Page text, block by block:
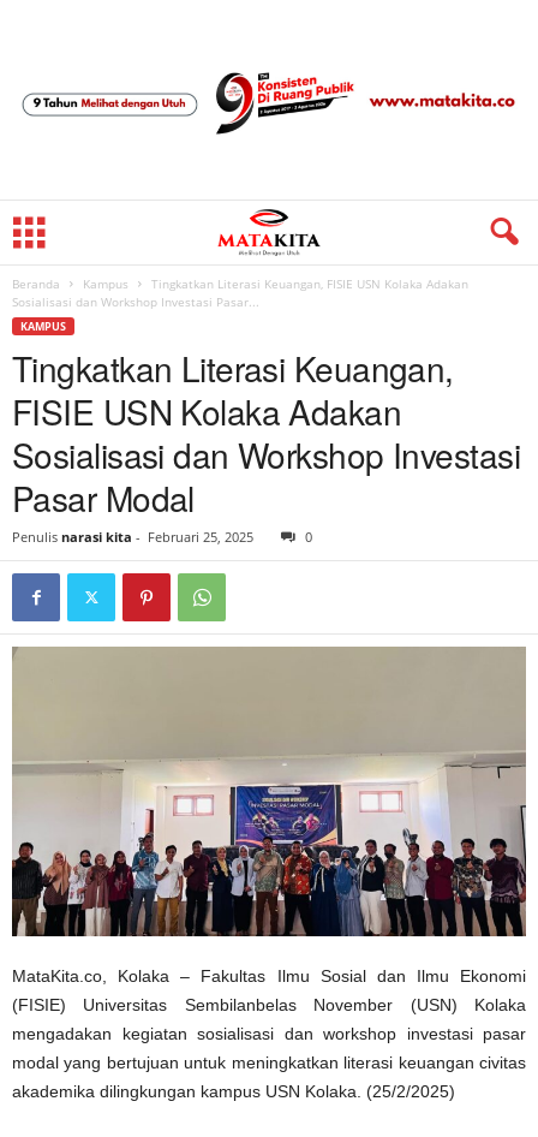
Beranda Kampus
Tingkatkan Literasi Keuangan, FISIE USN Kolaka Adakan
Sosialisasi dan Workshop Investasi Pasar...
KAMPUS
Tingkatkan Literasi Keuangan,
FISIE USN Kolaka Adakan
Sosialisasi dan Workshop Investasi
Pasar Modal
Penulis narasi kita - Februari 25, 2025 0
MataKita.co, Kolaka – Fakultas Ilmu Sosial dan Ilmu Ekonomi
(FISIE) Universitas Sembilanbelas November (USN) Kolaka
mengadakan kegiatan sosialisasi dan workshop investasi pasar
modal yang bertujuan untuk meningkatkan literasi keuangan civitas
akademika dilingkungan kampus USN Kolaka. (25/2/2025)